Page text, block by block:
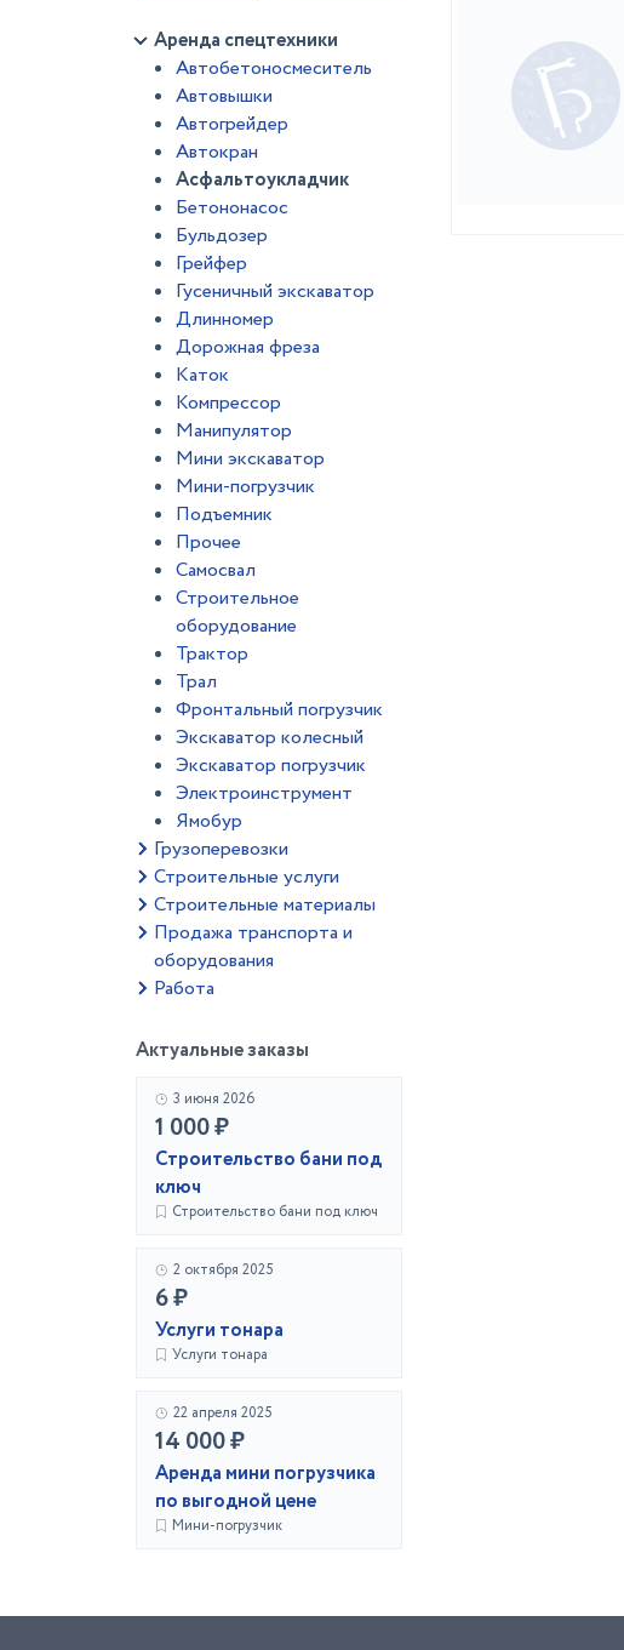
Аренда спецтехники
Автобетоносмеситель
Автовышки
Автогрейдер
Автокран
Асфальтоукладчик
Бетононасос
Бульдозер
Грейфер
Гусеничный экскаватор
Длинномер
Дорожная фреза
Каток
Компрессор
Манипулятор
Мини экскаватор
Мини-погрузчик
Подъемник
Прочее
Самосвал
Строительное
оборудование
Трактор
Трал
Фронтальный погрузчик
Экскаватор колесный
Экскаватор погрузчик
Электроинструмент
Ямобур
Грузоперевозки
Строительные услуги
Строительные материалы
Продажа транспорта и
оборудования
Работа
Актуальные заказы
3 июня 2026
1 000 ₽
Строительство бани под
ключ
Строительство бани под ключ
2 октября 2025
6 ₽
Услуги тонара
Услуги тонара
22 апреля 2025
14 000 ₽
Аренда мини погрузчика
по выгодной цене
Мини-погрузчик